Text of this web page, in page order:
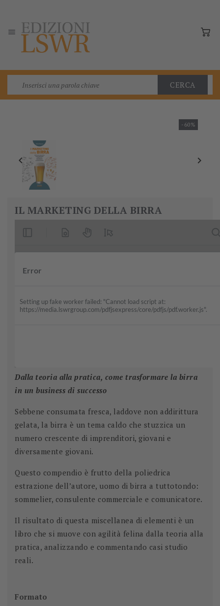

CERCA
-60%
 
IL MARKETING DELLA BIRRA
Dalla teoria alla pratica, come trasformare la birra
in un business di successo
Sebbene consumata fresca, laddove non addirittura
gelata, la birra è un tema caldo che stuzzica un
numero crescente di imprenditori, giovani e
diversamente giovani.
Questo compendio è frutto della poliedrica
estrazione dell’autore, uomo di birra a tuttotondo:
sommelier, consulente commerciale e comunicatore.
Il risultato di questa miscellanea di elementi è un
libro che si muove con agilità felina dalla teoria alla
pratica, analizzando e commentando casi studio
reali.
Formato